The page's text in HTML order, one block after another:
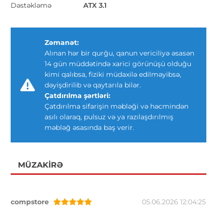
Dəstəkləmə
ATX 3.1
Zəmanət:
Alınan hər bir qurğu, qanun vericiliyə əsasən
14 gün müddətində xarici görünüşü olduğu
kimi qalıbsa, fiziki müdaxilə edilməyibsə,
dəyişdirilib və qaytarıla bilər.
Çatdırılma şərtləri:
Çatdırılma sifarişin məbləği və həcmindən
asılı olaraq, pulsuz və ya razılaşdırılmış
məbləğ əsasında baş verir.
MÜZAKIRƏ
compstore
05.06.2026 12:04:25